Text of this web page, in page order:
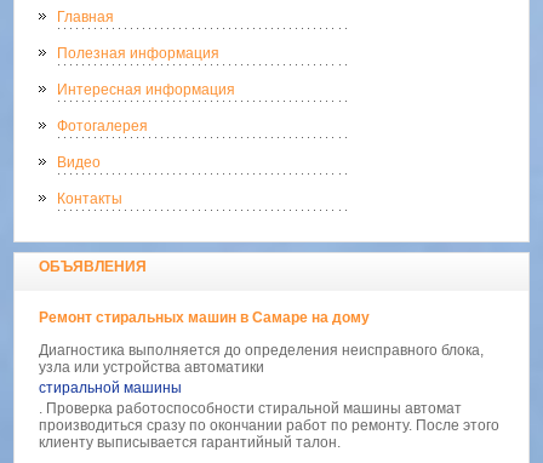
Главная
Полезная информация
Интересная информация
Фотогалерея
Видео
Контакты
ОБЪЯВЛЕНИЯ
Ремонт стиральных машин в Самаре на дому
Диагностика выполняется до определения неисправного блока,
узла или устройства автоматики
стиральной машины
. Проверка работоспособности стиральной машины автомат
производиться сразу по окончании работ по ремонту. После этого
клиенту выписывается гарантийный талон.